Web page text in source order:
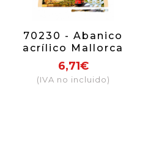
70230 - Abanico
acrílico Mallorca
tren
6,71€
(IVA no incluido)